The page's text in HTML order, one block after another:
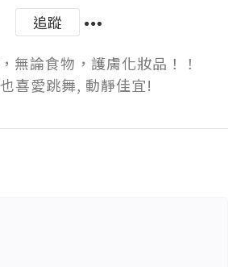
追蹤
無論食物，護膚化妝品！！
喜愛跳舞, 動靜佳宜!